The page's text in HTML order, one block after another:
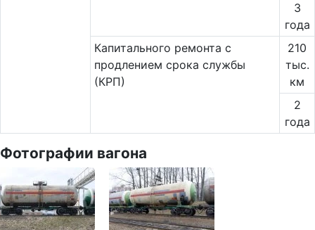
3
года
Капитального ремонта с
продлением срока службы
(КРП)
210
тыс.
км
2
года
Фотографии вагона